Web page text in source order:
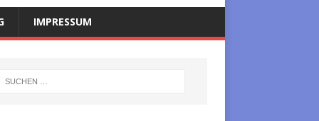
IMPRESSUM